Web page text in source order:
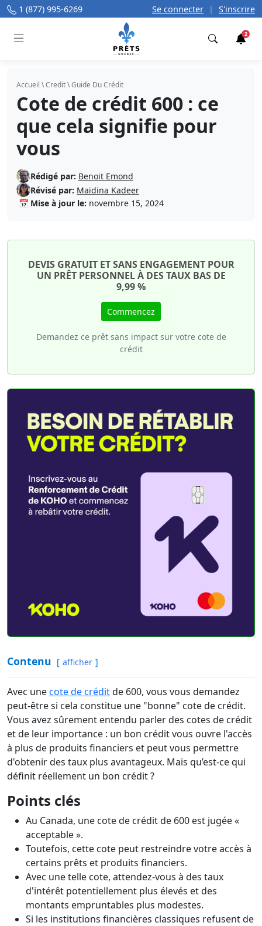
1 (877) 995-6269 Se connecter | S'inscrire
2
Accueil \Credit\Guide Du Crédit
Cote de crédit 600 : ce
que cela signifie pour
vous
Rédigé par: Benoit Emond
Révisé par: Maidina Kadeer
📅 Mise à jour le: novembre 15, 2024
DEVIS GRATUIT ET SANS ENGAGEMENT POUR
UN PRÊT PERSONNEL À DES TAUX BAS DE
9,99 %
Commencez
Demandez ce prêt sans impact sur votre cote de
crédit
Contenu afficher
Avec unecote de créditde 600, vous vous demandez
peut-être si cela constitue une "bonne" cote de crédit.
Vous avez sûrement entendu parler des cotes de crédit
et de leur importance : un bon crédit vous ouvre l'accès
à plus de produits financiers et peut vous permettre
d'obtenir des taux plus avantageux. Mais qu’est-ce qui
définit réellement un bon crédit ?
Points clés
Au Canada, une cote de crédit de 600 est jugée «
acceptable ».
Toutefois, cette cote peut restreindre votre accès à
certains prêts et produits financiers.
Avec une telle cote, attendez-vous à des taux
d'intérêt potentiellement plus élevés et des
montants empruntables plus modestes.
Si les institutions financières classiques refusent de